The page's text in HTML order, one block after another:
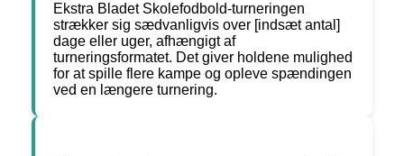
Ekstra Bladet Skolefodbold-turneringen
strækker sig sædvanligvis over [indsæt antal]
dage eller uger, afhængigt af
turneringsformatet. Det giver holdene mulighed
for at spille flere kampe og opleve spændingen
ved en længere turnering.